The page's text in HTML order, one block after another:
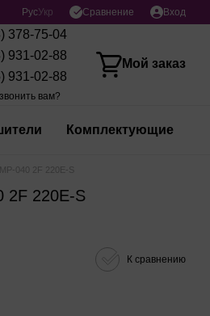
РусУкр Сравнение Вход
378-75-04
931-02-88
931-02-88
вам?
Мой заказ
Комплектующие
040 2F 220E-S
2F 220E-S
К сравнению